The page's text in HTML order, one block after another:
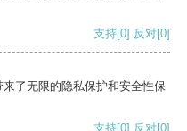
支持[0] 反对[0]
了无限的隐私保护和安全性保
支持[0] 反对[0]